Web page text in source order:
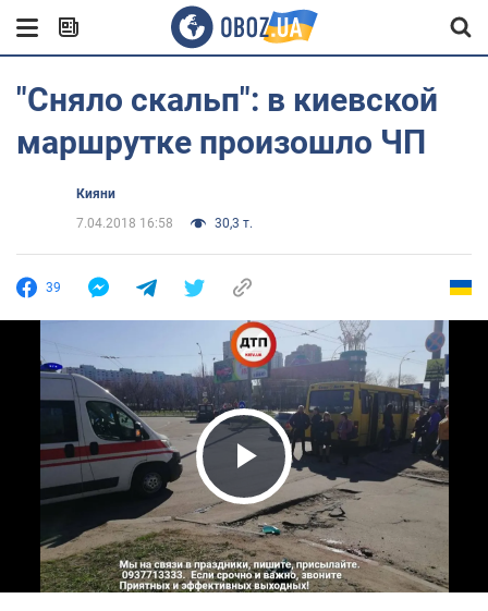
"Сняло скальп": в киевской
маршрутке произошло ЧП
Кияни
7.04.2018 16:58
30,3 т.
39
Play Video